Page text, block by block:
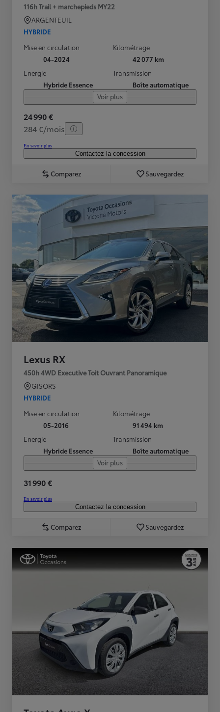
116h Trail + marchepieds MY22
ARGENTEUIL
HYBRIDE
Mise en circulation
04-2024
Kilométrage
42 077 km
Energie
Hybride Essence
Transmission
Boîte automatique
Voir plus
24 990 €
284 €/mois
En savoir plus
Contactez la concession
Comparez Sauvegardez
Lexus RX
450h 4WD Executive Toit Ouvrant Panoramique
GISORS
HYBRIDE
Mise en circulation
05-2016
Kilométrage
91 494 km
Energie
Hybride Essence
Transmission
Boîte automatique
Voir plus
31 990 €
En savoir plus
Contactez la concession
Comparez Sauvegardez